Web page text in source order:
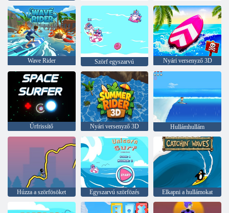
Wave Rider Szörf egyszarvú Nyári versenyző 3D
Űrfrissítő Nyári versenyző 3D Hullámhullám
Húzza a szörfösöket Egyszarvú szörfözés Elkapni a hullámokat